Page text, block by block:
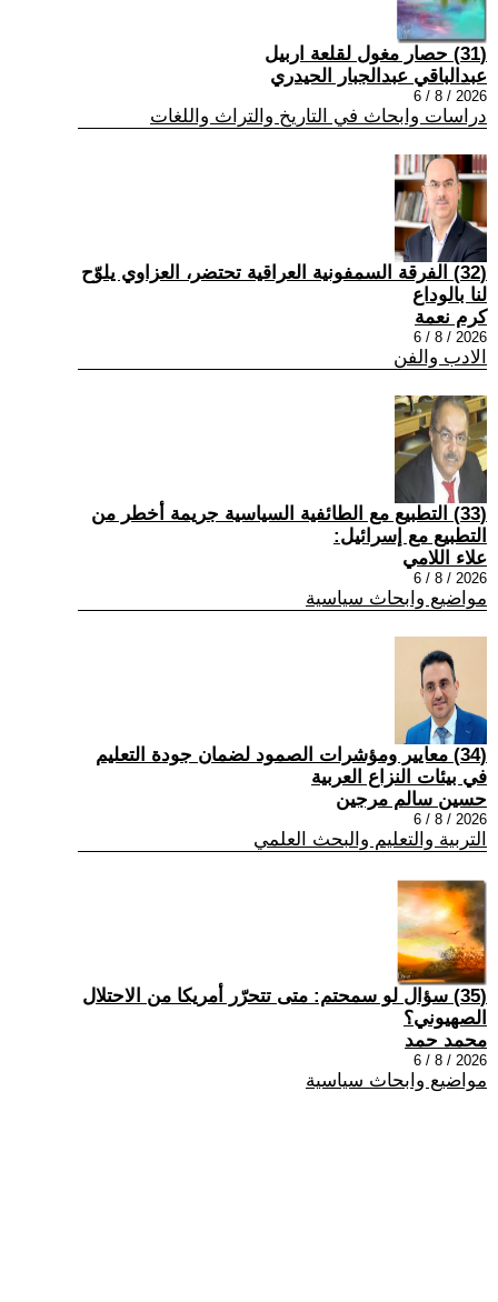
(31) حصار مغول لقلعة اربيل
عبدالباقي عبدالجبار الحيدري
2026 / 8 / 6
دراسات وابحاث في التاريخ والتراث واللغات
(32) الفرقة السمفونية العراقية تحتضر، العزاوي يلوّح
لنا بالوداع
كرم نعمة
2026 / 8 / 6
الادب والفن
(33) التطبيع مع الطائفية السياسية جريمة أخطر من
التطبيع مع إسرائيل:
علاء اللامي
2026 / 8 / 6
مواضيع وابحاث سياسية
(34) معايير ومؤشرات الصمود لضمان جودة التعليم
في بيئات النزاع العربية
حسين سالم مرجين
2026 / 8 / 6
التربية والتعليم والبحث العلمي
(35) سؤال لو سمحتم: متى تتحرّر أمريكا من الاحتلال
الصهيوني؟
محمد حمد
2026 / 8 / 6
مواضيع وابحاث سياسية